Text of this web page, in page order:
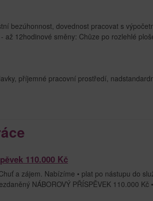
bezúhonnost, dovednost pracovat s
12hodinové směny: Chůze po rozlehlé
příjemné pracovní prostředí,
110.000 Kč
a zájem. Nabízíme • plat po nástupu do
NÁBOROVÝ PŘÍSPĚVEK 110.000 Kč •